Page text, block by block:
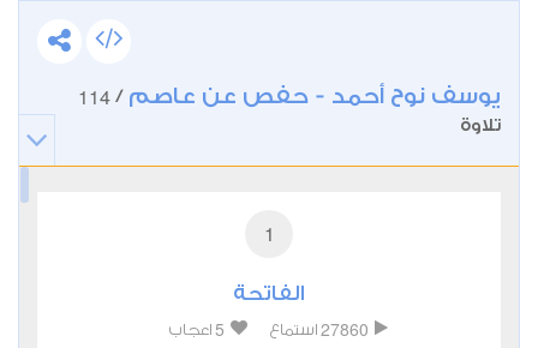
يوسف نوح أحمد - حفص عن عاصم /
114
تلاوة
1
الفاتحة
27860 استماع 5 اعجاب